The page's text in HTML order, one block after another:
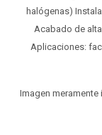
halógenas)
Acabado de
Aplicaciones:
Imagen